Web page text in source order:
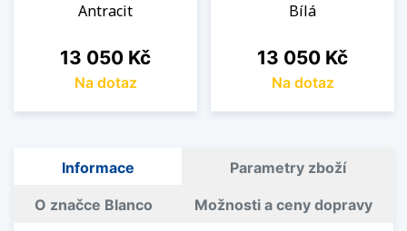
Antracit
Cena
13 050 Kč
Na dotaz
Bílá
Cena
13 050 Kč
Na dotaz
Informace Parametry zboží
O značce Blanco Možnosti a ceny dopravy